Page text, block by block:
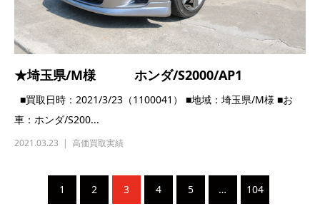
★埼玉県/M様 ホンダ/S2000/AP1
■買取日時：2021/3/23（1100041） ■地域：埼玉県/M様 ■お
車：ホンダ/S200...
2021.03.23 高価買取実績
1 2 3 4 5 … 104